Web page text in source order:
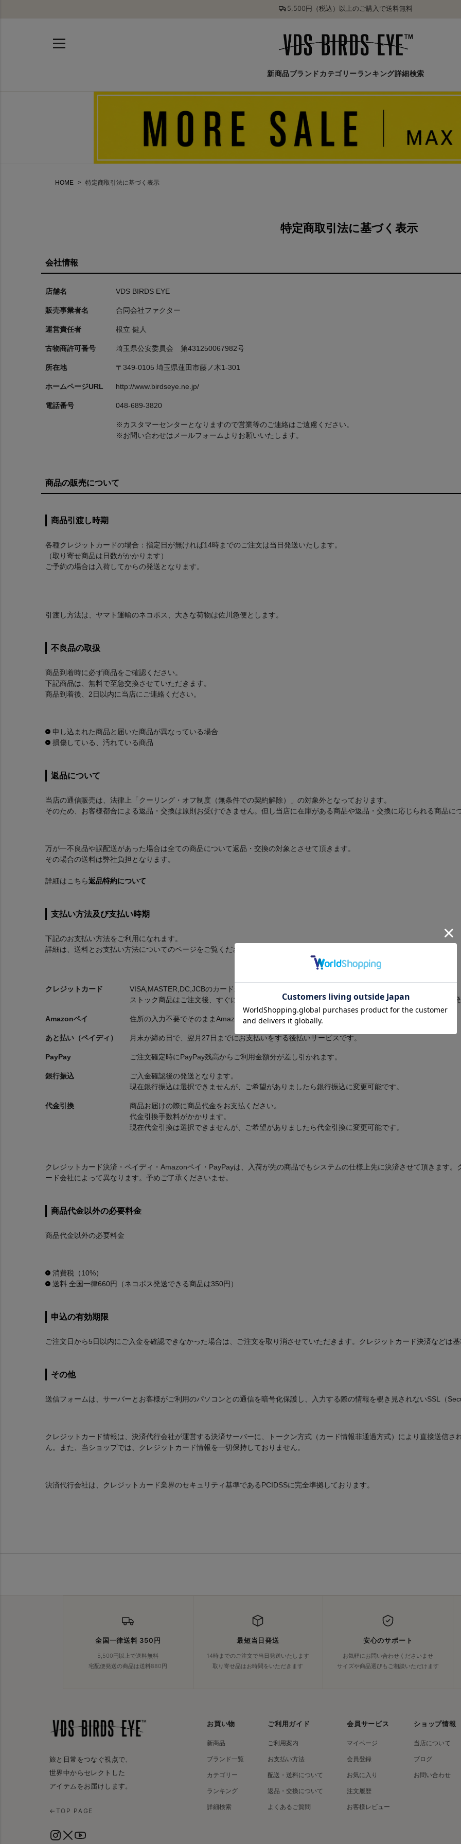
5,500円（税込）以上のご購入で送料無料
新商品ブランド カテゴリーランキング詳細検索
HOME 特定商取引法に基づく表示
特定商取引法に基づく表示
会社情報
店舗名 VDS BIRDS EYE
販売事業者名 合同会社ファクター
運営責任者 根立 健人
古物商許可番号 埼玉県公安委員会 第431250067982号
所在地 〒349-0105 埼玉県蓮田市藤ノ木1-301
ホームページURL http://www.birdseye.ne.jp/
電話番号 048-689-3820
※カスタマーセンターとなりますので営業等のご連絡はご遠慮ください。
※お問い合わせはメールフォームよりお願いいたします。
商品の販売について
商品引渡し時期
各種クレジットカードの場合：指定日が無ければ14時までのご注文は当日発送いたします。
（取り寄せ商品は日数がかかります）
ご予約の場合は入荷してからの発送となります。
引渡し方法は、ヤマト運輸のネコポス、大きな荷物は佐川急便とします。
不良品の取扱
商品到着時に必ず商品をご確認ください。
下記商品は、無料で至急交換させていただきます。
商品到着後、2日以内に当店にご連絡ください。
申し込まれた商品と届いた商品が異なっている場合
損傷している、汚れている商品
返品について
当店の通信販売は、法律上「クーリング・オフ制度（無条件での契約解除）」の対象外となっております。
そのため、お客様都合による返品・交換は原則お受けできません。但し当店に在庫がある商品や返品・交換に応じられる商品に
万が一不良品や誤配送があった場合は全ての商品について返品・交換の対象とさせて頂きます。
その場合の送料は弊社負担となります。
詳細はこちら返品特約について
支払い方法及び支払い時期
下記のお支払い方法をご利用になれます。
詳細は、送料とお支払い方法についてのページをご覧ください。
クレジットカード
VISA,MASTER,DC,JCBのカードがご利用可能です。
ストック商品はご注文後、すぐに商品を発送いたします。取り寄せ商品・予約商品は入荷しましたら発
Amazonペイ 住所の入力不要でそのままAmazonペイ決済でご購入可能です。
あと払い（ペイディ） 月末が締め日で、翌月27日までにお支払いをする後払いサービスです。
PayPay ご注文確定時にPayPay残高からご利用金額分が差し引かれます。
銀行振込
ご入金確認後の発送となります。
現在銀行振込は選択できませんが、ご希望がありましたら銀行振込に変更可能です。
代金引換
商品お届けの際に商品代金をお支払ください。
代金引換手数料がかかります。
現在代金引換は選択できませんが、ご希望がありましたら代金引換に変更可能です。
クレジットカード決済・ペイディ・Amazonペイ・PayPayは、入荷が先の商品でもシステムの仕様上先に決済させて頂きます
ード会社によって異なります。予めご了承くださいませ。
商品代金以外の必要料金
商品代金以外の必要料金
消費税（10%）
送料 全国一律660円（ネコポス発送できる商品は350円）
申込の有効期限
ご注文日から5日以内にご入金を確認できなかった場合は、ご注文を取り消させていただきます。クレジットカード決済などは
その他
送信フォームは、サーバーとお客様がご利用のパソコンとの通信を暗号化保護し、入力する際の情報を覗き見されないSSL（
クレジットカード情報は、決済代行会社が運営する決済サーバーに、トークン方式（カード情報非通過方式）により直接送信
ん。また、当ショップでは、クレジットカード情報を一切保持しておりません。
決済代行会社は、クレジットカード業界のセキュリティ基準であるPCIDSSに完全準拠しております。
全国一律送料 350円
5,500円以上で送料無料
宅配便発送の商品は送料880円
最短当日発送
14時までのご注文で当日発送いたします
取り寄せ品はお時間をいただきます
安心のサポート
お気軽にお問い合わせくださいませ
サイズや商品選びもご相談いただけます
旅と日常をつなぐ視点で、
世界中からセレクトした
アイテムをお届けします。
← TOP PAGE
お買い物
新商品
ブランド一覧
カテゴリー
ランキング
詳細検索
ご利用ガイド
ご利用案内
お支払い方法
配送・送料について
返品・交換について
よくあるご質問
会員サービス
マイページ
会員登録
お気に入り
注文履歴
お客様レビュー
ショップ情報
当店について
ブログ
お問い合わせ